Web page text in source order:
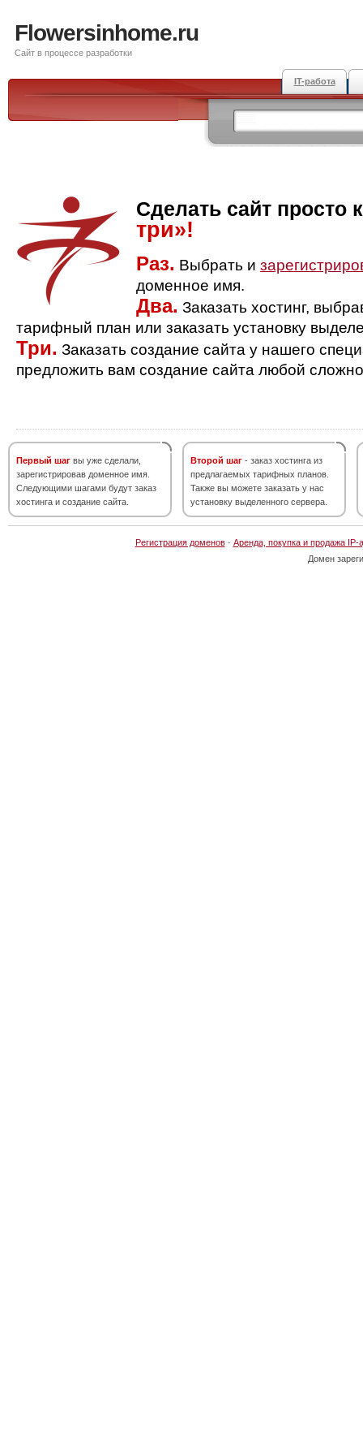
Flowersinhome.ru
Сайт в процессе разработки
IT-работа
Сделать сайт просто
три»!
Раз. Выбрать и
доменное имя.
Два. Заказать хостинг,
тарифный план или заказать установку
Три. Заказать создание сайта у нашего
предложить вам создание сайта любой
Первый шаг вы уже сделали,
зарегистрировав доменное имя.
Следующими шагами будут заказ
хостинга и создание сайта.
Второй шаг - заказ хостинга из
предлагаемых тарифных планов.
Также вы можете заказать у нас
установку выделенного сервера.
Регистрация доменов· Аренда, покупка и продажа IP-
Домен